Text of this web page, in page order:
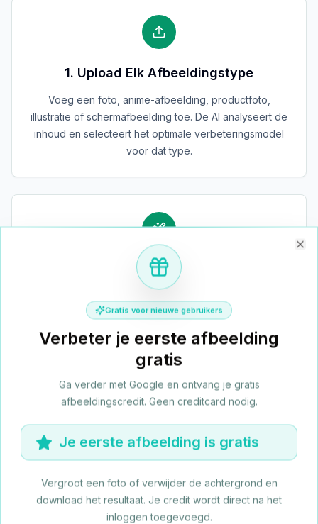
1. Upload Elk Afbeeldingstype
Voeg een foto, anime-afbeelding, productfoto,
illustratie of schermafbeelding toe. De AI analyseert de
inhoud en selecteert het optimale verbeteringsmodel
voor dat type.
2. Kies het Vergrotingsniveau
voor portretten. Het is niet nodig om handmatig te
kiezen tussen anime- en fotomodi — de AI regelt dit
automatisch.
Bekijk het opgeschaalde resultaat en download het
voor e-commerce lijsten, afdrukprojecten, sociale
Gratis voor nieuwe gebruikers
Verbeter je eerste afbeelding
gratis
Ga verder met Google en ontvang je gratis
afbeeldingscredit. Geen creditcard nodig.
Je eerste afbeelding is gratis
Vergroot een foto of verwijder de achtergrond en
download het resultaat. Je credit wordt direct na het
inloggen toegevoegd.